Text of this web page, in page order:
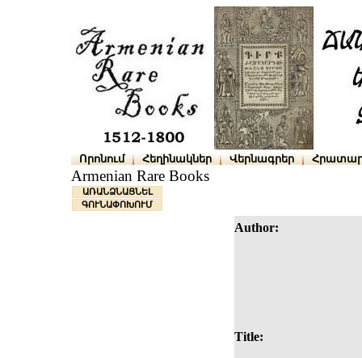
Որոնում Հեղինակներ Վերնագրեր
Armenian Rare Books
ԱՌԱՆՁՆԱՑՆԵԼ
ԳՈՒՆԱՓՈԽՈՒՄ
Author:
Title: